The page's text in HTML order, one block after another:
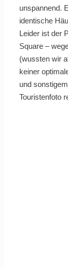
unspannend.
identische
Leider ist der
Square –
(wussten wir
keiner
und
Touristenfoto